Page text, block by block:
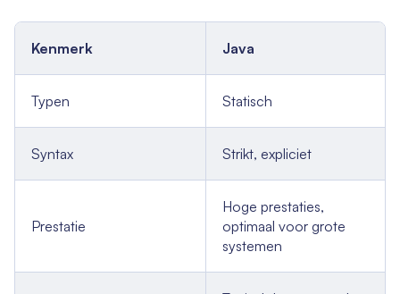
Kenmerk Java
Typen Statisch
Syntax Strikt, expliciet
Prestatie
Hoge prestaties,
optimaal voor grote
systemen